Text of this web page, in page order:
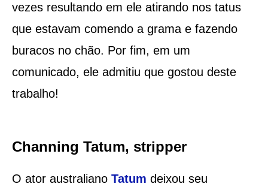
vezes resultando em ele atirando nos tatus
que estavam comendo a grama e fazendo
buracos no chão. Por fim, em um
comunicado, ele admitiu que gostou deste
trabalho!
Channing Tatum, stripper
O ator australianoTatum deixou seu